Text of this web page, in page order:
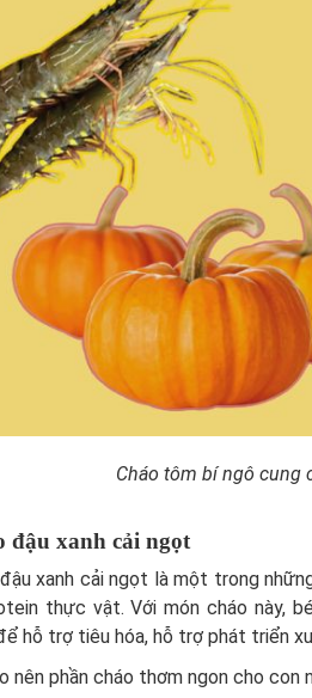
Cháo tôm bí ngô cung
đậu xanh cải ngọt
xanh cải ngọt là một trong
thực vật. Với món cháo này,
hỗ trợ tiêu hóa, hỗ trợ phát triển
nên phần cháo thơm ngon cho con